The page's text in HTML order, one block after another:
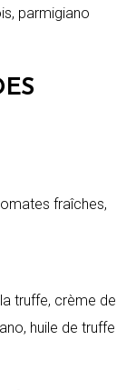
parmigiano
fraîches,
truffe, crème de
huile de truffe